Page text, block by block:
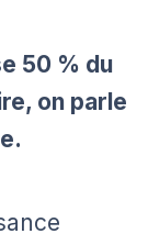
50 % du
on parle